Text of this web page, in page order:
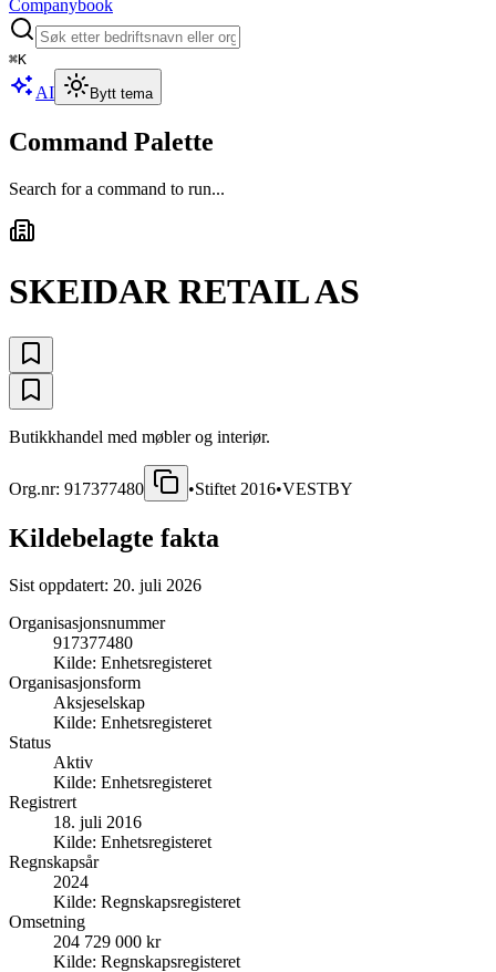
Companybook
⌘K
AI Bytt tema
Command Palette
Search for a command to run...
SKEIDAR RETAIL AS
Butikkhandel med møbler og interiør.
Org.nr: 917377480 •Stiftet 2016•VESTBY
Kildebelagte fakta
Sist oppdatert: 20. juli 2026
Organisasjonsnummer
917377480
Kilde: Enhetsregisteret
Organisasjonsform
Aksjeselskap
Kilde: Enhetsregisteret
Status
Aktiv
Kilde: Enhetsregisteret
Registrert
18. juli 2016
Kilde: Enhetsregisteret
Regnskapsår
2024
Kilde: Regnskapsregisteret
Omsetning
204 729 000 kr
Kilde: Regnskapsregisteret